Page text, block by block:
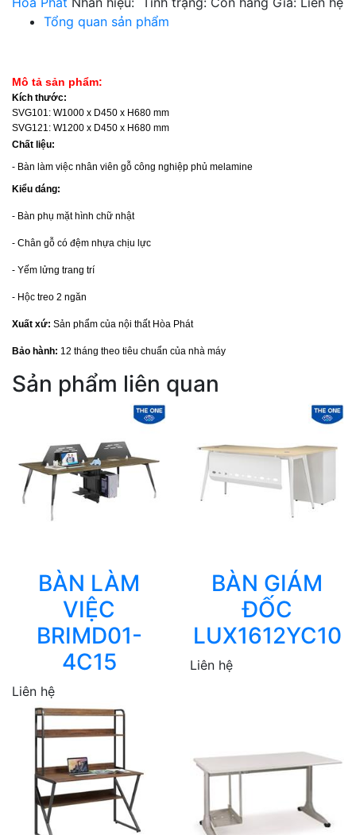
Tổng quan sản phẩm
Mô tả sản phẩm:
Kích thước:
SVG101: W1000 x D450 x H680 mm
SVG121: W1200 x D450 x H680 mm
Chất liệu:
- Bàn làm việc nhân viên gỗ công nghiệp phủ melamine
Kiểu dáng:
- Bàn phụ mặt hình chữ nhật
- Chân gỗ có đệm nhựa chịu lực
- Yếm lửng trang trí
- Hộc treo 2 ngăn
Xuất xứ: Sản phẩm của nội thất Hòa Phát
Bảo hành: 12 tháng theo tiêu chuẩn của nhà máy
Sản phẩm liên quan
BÀN LÀM
VIỆC
BRIMD01-
4C15
Liên hệ
BÀN GIÁM
ĐỐC
LUX1612YC10
Liên hệ